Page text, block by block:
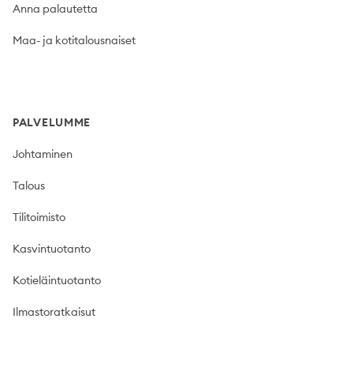
Anna palautetta
Maa- ja kotitalousnaiset
PALVELUMME
Johtaminen
Talous
Tilitoimisto
Kasvintuotanto
Kotieläintuotanto
Ilmastoratkaisut